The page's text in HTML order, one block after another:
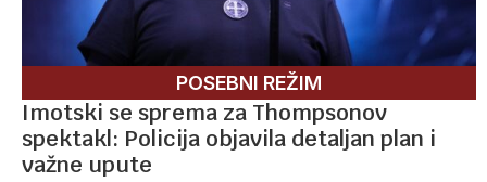
POSEBNI REŽIM
Imotski se sprema za Thompsonov
spektakl: Policija objavila detaljan plan i
važne upute